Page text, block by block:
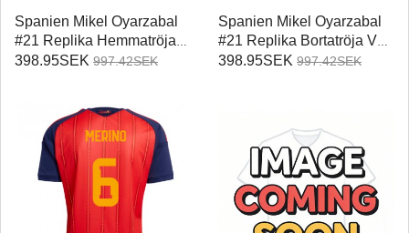
Spanien Mikel Oyarzabal
#21 Replika Hemmatröja
VM 2026 Kortärmad
398.95SEK 997.42SEK
Spanien Mikel Oyarzabal
#21 Replika Bortatröja VM
2026 Kortärmad
398.95SEK 997.42SEK